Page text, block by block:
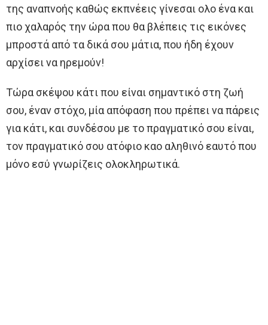
της αναπνοής καθώς εκπνέεις γίνεσαι ολο ένα και
πιο χαλαρός την ώρα που θα βλέπεις τις εικόνες
μπροστά από τα δικά σου μάτια, που ήδη έχουν
αρχίσει να ηρεμούν!
Τώρα σκέψου κάτι που είναι σημαντικό στη ζωή
σου, έναν στόχο, μία απόφαση που πρέπει να πάρεις
για κάτι, και συνδέσου με το πραγματικό σου είναι,
τον πραγματικό σου ατόφιο καο αληθινό εαυτό που
μόνο εσύ γνωρίζεις ολοκληρωτικά.